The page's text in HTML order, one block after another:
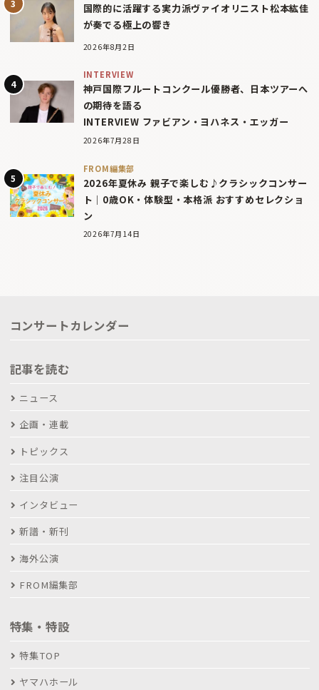
国際的に活躍する実力派ヴァイオリニスト松本紘佳
が奏でる極上の響き
2026年8月2日
INTERVIEW
神戸国際フルートコンクール優勝者、日本ツアーへ
の期待を語る
INTERVIEW ファビアン・ヨハネス・エッガー
2026年7月28日
FROM編集部
2026年夏休み 親子で楽しむ♪クラシックコンサー
ト｜0歳OK・体験型・本格派 おすすめセレクショ
ン
2026年7月14日
コンサートカレンダー
記事を読む
ニュース
企画・連載
トピックス
注目公演
インタビュー
新譜・新刊
海外公演
FROM編集部
特集・特設
特集TOP
ヤマハホール